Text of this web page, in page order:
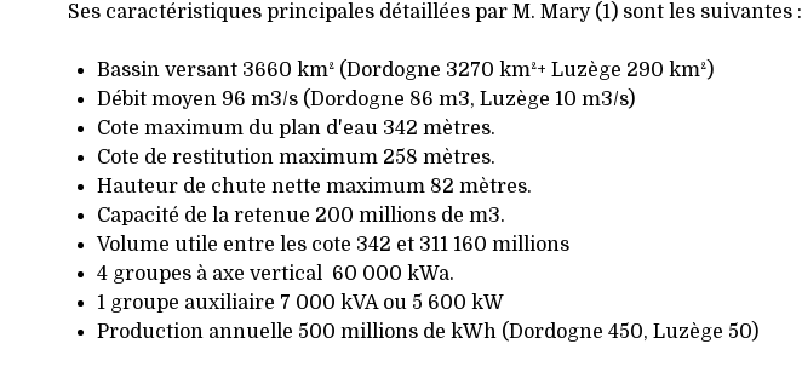
Ses caractéristiques principales détaillées par M. Mary (1) sont les suivantes :
Bassin versant 3660 km² (Dordogne 3270 km²+ Luzège 290 km²)
Débit moyen 96 m3/s (Dordogne 86 m3, Luzège 10 m3/s)
Cote maximum du plan d'eau 342 mètres.
Cote de restitution maximum 258 mètres.
Hauteur de chute nette maximum 82 mètres.
Capacité de la retenue 200 millions de m3.
Volume utile entre les cote 342 et 311 160 millions
4 groupes à axe vertical 60 000 kWa.
1 groupe auxiliaire 7 000 kVA ou 5 600 kW
Production annuelle 500 millions de kWh (Dordogne 450, Luzège 50)